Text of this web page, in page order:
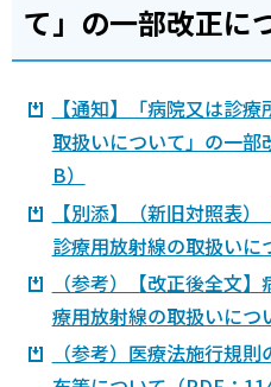
て」の一部改正に
【通知】「病院又は診
取扱いについて」の一
B）
【別添】（新旧対照表
診療用放射線の取扱いに
（参考）【改正後全文
療用放射線の取扱いにつ
（参考）医療法施行規